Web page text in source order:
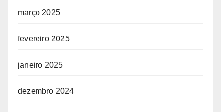
março 2025
fevereiro 2025
janeiro 2025
dezembro 2024